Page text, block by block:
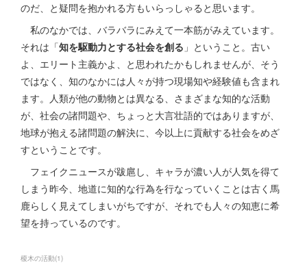
のだ、と疑問を抱かれる方もいらっしゃると思います。
私のなかでは、バラバラにみえて一本筋がみえています。
それは「知を駆動力とする社会を創る 」ということ。古い
よ、エリート主義かよ、と思われたかもしれませんが、そう
ではなく、知のなかには人々が持つ現場知や経験値も含まれ
ます。人類が他の動物とは異なる、さまざまな知的な活動
が、社会の諸問題や、ちょっと大言壮語的ではありますが、
地球が抱える諸問題の解決に、今以上に貢献する社会をめざ
すということです。
フェイクニュースが跋扈し、キャラが濃い人が人気を得て
しまう昨今、地道に知的な行為を行なっていくことは古く馬
鹿らしく見えてしまいがちですが、それでも人々の知恵に希
望を持っているのです。
榎木の活動(1)